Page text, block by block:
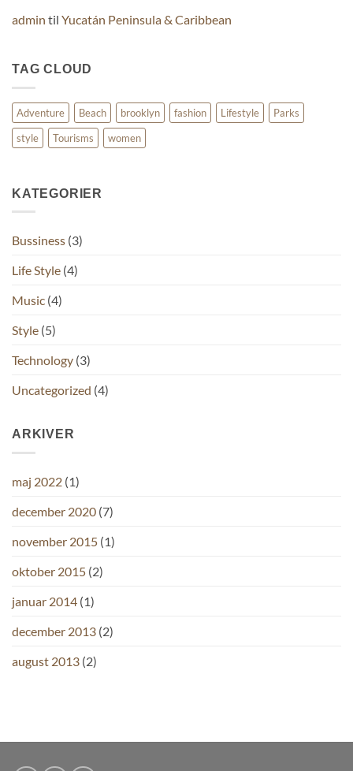
admin til Yucatán Peninsula & Caribbean
TAG CLOUD
Adventure Beach brooklyn fashion Lifestyle
Parks
style
Tourisms women
KATEGORIER
Bussiness (3)
Life Style (4)
Music (4)
Style (5)
Technology (3)
Uncategorized (4)
ARKIVER
maj 2022 (1)
december 2020 (7)
november 2015 (1)
oktober 2015 (2)
januar 2014 (1)
december 2013 (2)
august 2013 (2)